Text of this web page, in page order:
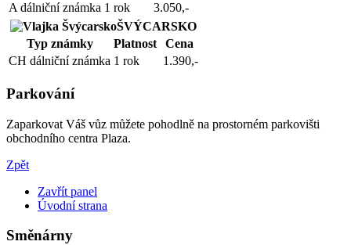
A dálniční známka 1 rok
3.050,-
ŠVÝCARSKO
Typ známky
Platnost
Cena
CH dálniční známka 1 rok 1.390,-
Parkování
Zaparkovat Váš vůz můžete pohodlně na prostorném parkovišti
obchodního centra Plaza.
Zpět
Zavřít panel
Úvodní strana
Směnárny